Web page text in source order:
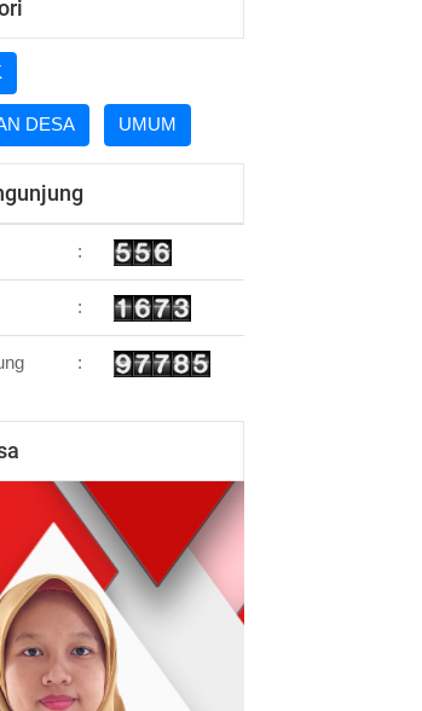
DESA UMUM
:
:
: